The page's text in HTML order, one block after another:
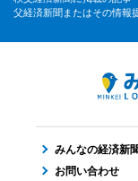
父経済新聞またはその情報
みんなの経済新
お問い合わせ